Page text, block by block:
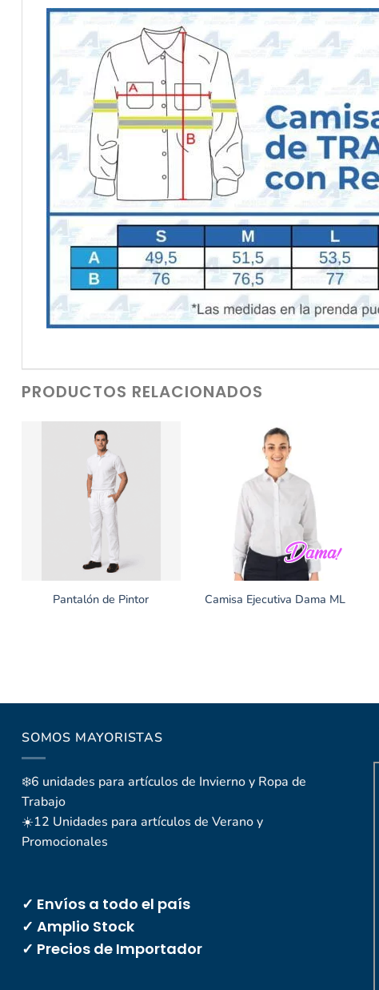
PRODUCTOS RELACIONADOS
Pantalón de Pintor Camisa Ejecutiva Dama ML
SOMOS MAYORISTAS
❄️6 unidades para artículos de Invierno y Ropa de
Trabajo
☀️12 Unidades para artículos de Verano y
Promocionales
✓ Envíos a todo el país
✓ Amplio Stock
✓ Precios de Importador